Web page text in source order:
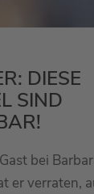
DIESE
SIND
bei
er verraten,